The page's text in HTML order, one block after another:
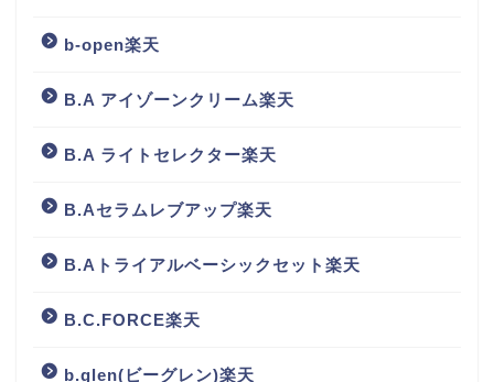
b-open楽天
B.A アイゾーンクリーム楽天
B.A ライトセレクター楽天
B.Aセラムレブアップ楽天
B.Aトライアルベーシックセット楽天
B.C.FORCE楽天
b.glen(ビーグレン)楽天